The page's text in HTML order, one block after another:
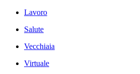
Lavoro
Salute
Vecchiaia
Virtuale